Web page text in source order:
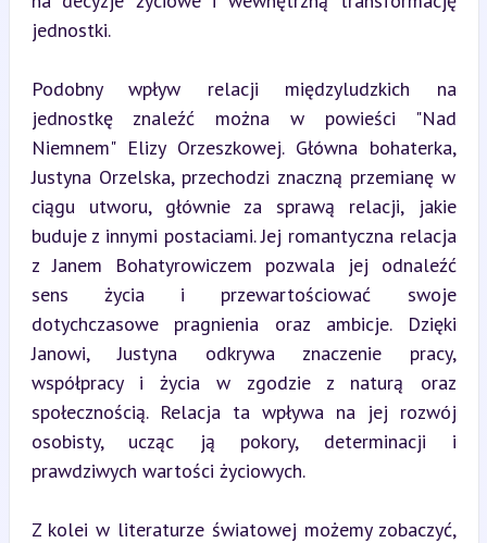
jednostki.
Podobny wpływ relacji międzyludzkich na
jednostkę znaleźć można w powieści "Nad
Niemnem" Elizy Orzeszkowej. Główna bohaterka,
Justyna Orzelska, przechodzi znaczną przemianę w
ciągu utworu, głównie za sprawą relacji, jakie
buduje z innymi postaciami. Jej romantyczna relacja
z Janem Bohatyrowiczem pozwala jej odnaleźć
sens życia i przewartościować swoje
dotychczasowe pragnienia oraz ambicje. Dzięki
Janowi, Justyna odkrywa znaczenie pracy,
współpracy i życia w zgodzie z naturą oraz
społecznością. Relacja ta wpływa na jej rozwój
osobisty, ucząc ją pokory, determinacji i
prawdziwych wartości życiowych.
Z kolei w literaturze światowej możemy zobaczyć,